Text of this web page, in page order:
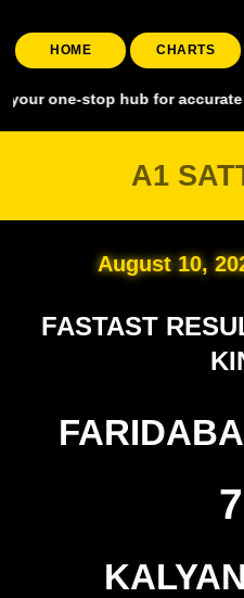
HOME CHARTS
hub for accurate and
A1
August 10,
FASTAST